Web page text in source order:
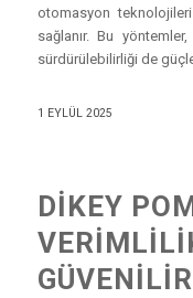
otomasyon
sağlanır. Bu
sürdürülebilirliği de
1 EYLÜL 2025
DIKEY